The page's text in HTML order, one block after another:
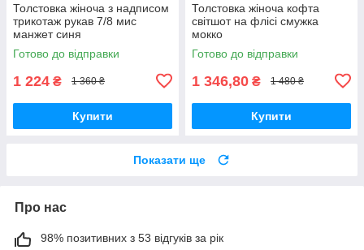
Толстовка жіноча з надписом
трикотаж рукав 7/8 мис
манжет синя
Готово до відправки
1 224 ₴ 1 360 ₴
Купити
Толстовка жіноча кофта
світшот на флісі смужка
мокко
Готово до відправки
1 346,80 ₴ 1 480 ₴
Купити
Показати ще
Про нас
98% позитивних з 53 відгуків за рік